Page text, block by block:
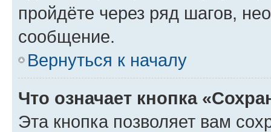
пройдёте через ряд шагов,
сообщение.
Вернуться к началу
Что означает кнопка
Эта кнопка позволяет вам